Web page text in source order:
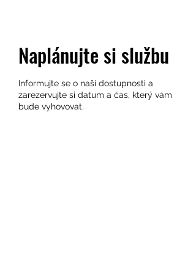
Naplánujte si službu
Informujte se o naší dostupnosti a
zarezervujte si datum a čas, který vám
bude vyhovovat.